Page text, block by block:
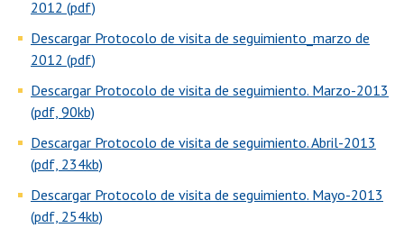
2012 (pdf)
Descargar Protocolo de visita de seguimiento_marzo de
2012 (pdf)
Descargar Protocolo de visita de seguimiento. Marzo-2013
(pdf, 90kb)
Descargar Protocolo de visita de seguimiento. Abril-2013
(pdf, 234kb)
Descargar Protocolo de visita de seguimiento. Mayo-2013
(pdf, 254kb)